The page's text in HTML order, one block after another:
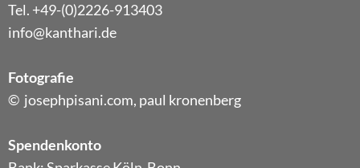
Tel. +49-(0)2226-913403
info@kanthari.de
Fotografie
© josephpisani.com, paul kronenberg
Spendenkonto